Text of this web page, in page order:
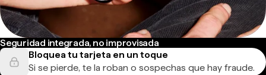
Seguridad integrada, no improvisada
Bloquea tu tarjeta en un toque
Si se pierde, te la roban o sospechas que hay fraude.